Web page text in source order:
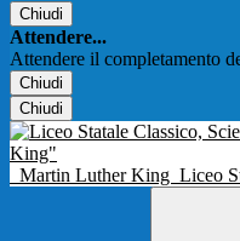
Chiudi
Attendere...
Attendere il completamento
Chiudi
Chiudi
Martin Luther King Liceo